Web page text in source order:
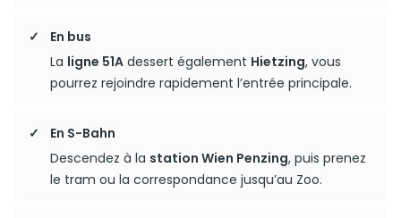
En bus
La ligne 51A dessert également Hietzing, vous
pourrez rejoindre rapidement l’entrée principale.
En S-Bahn
Descendez à la station Wien Penzing, puis prenez
le tram ou la correspondance jusqu’au Zoo.